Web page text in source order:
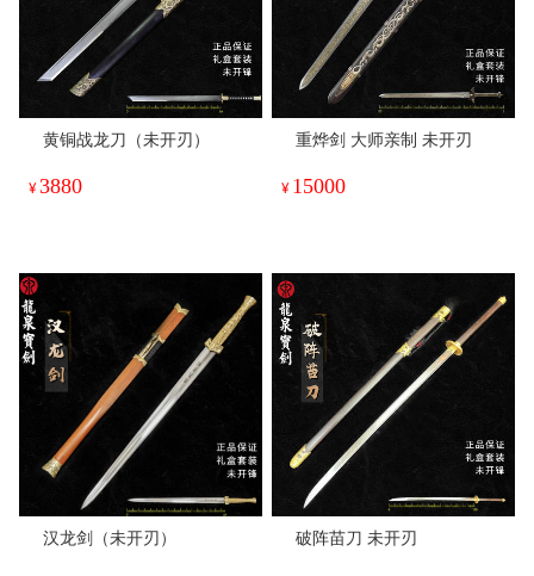
黄铜战龙刀（未开刃）
¥3880
重烨剑 大师亲制 未开刃
¥ 15000
汉龙剑（未开刃） 破阵苗刀 未开刃